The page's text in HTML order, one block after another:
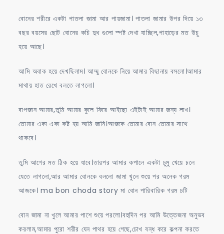
বোনের শরীরে একটা পাতলা জামা আর পায়জামা। পাতলা জামার উপর দিয়ে ১৩
বছর বয়সের ছোট বোনের কচি দুধ গুলো স্পষ্ট দেখা যাচ্ছিল,পাহাড়ের মত উচু
হয়ে আছে।
আমি অবাক হয়ে দেখছিলাম। আম্মু বোনকে নিয়ে আমার বিছানায় বসলো।আমার
মাথায় হাত রেখে বলতে লাগলো।
বাপজান আমার,তুমি আমার কুলে ফিরে আইছো এইটাই আমার জন্য লাখ।
তোমার একা একা কষ্ট হয় আমি জানি।আজকে তোমার বোন তোমার সাথে
থাকবে।
তুমি আগের মত ঠিক হয়ে যাবে।তারপর আমার কপালে একটা চুমু খেয়ে চলে
যেতে লাগলো,আর আমার বোনকে বললো জামা খুলে শুয়ে পর অনেক গরম
আজকে। ma bon choda story মা বোন পারিবারিক গরম চটি
বোন জামা না খুলে আমার পাশে শুয়ে পরলো।বহুদিন পর আমি উত্তেজনা অনুভব
করলাম,আমার পুরো শরীর যেন পাথর হয়ে গেছে,চোখ বন্ধ করে কল্পনা করতে